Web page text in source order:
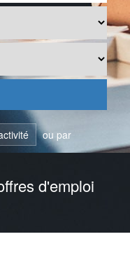
ou par
d'emploi